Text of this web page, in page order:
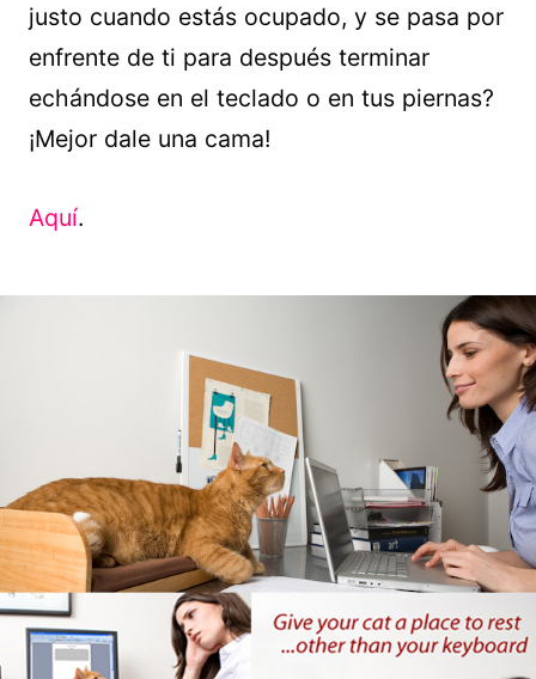
justo cuando estás ocupado, y se pasa por
enfrente de ti para después terminar
echándose en el teclado o en tus piernas?
¡Mejor dale una cama!
Aquí.